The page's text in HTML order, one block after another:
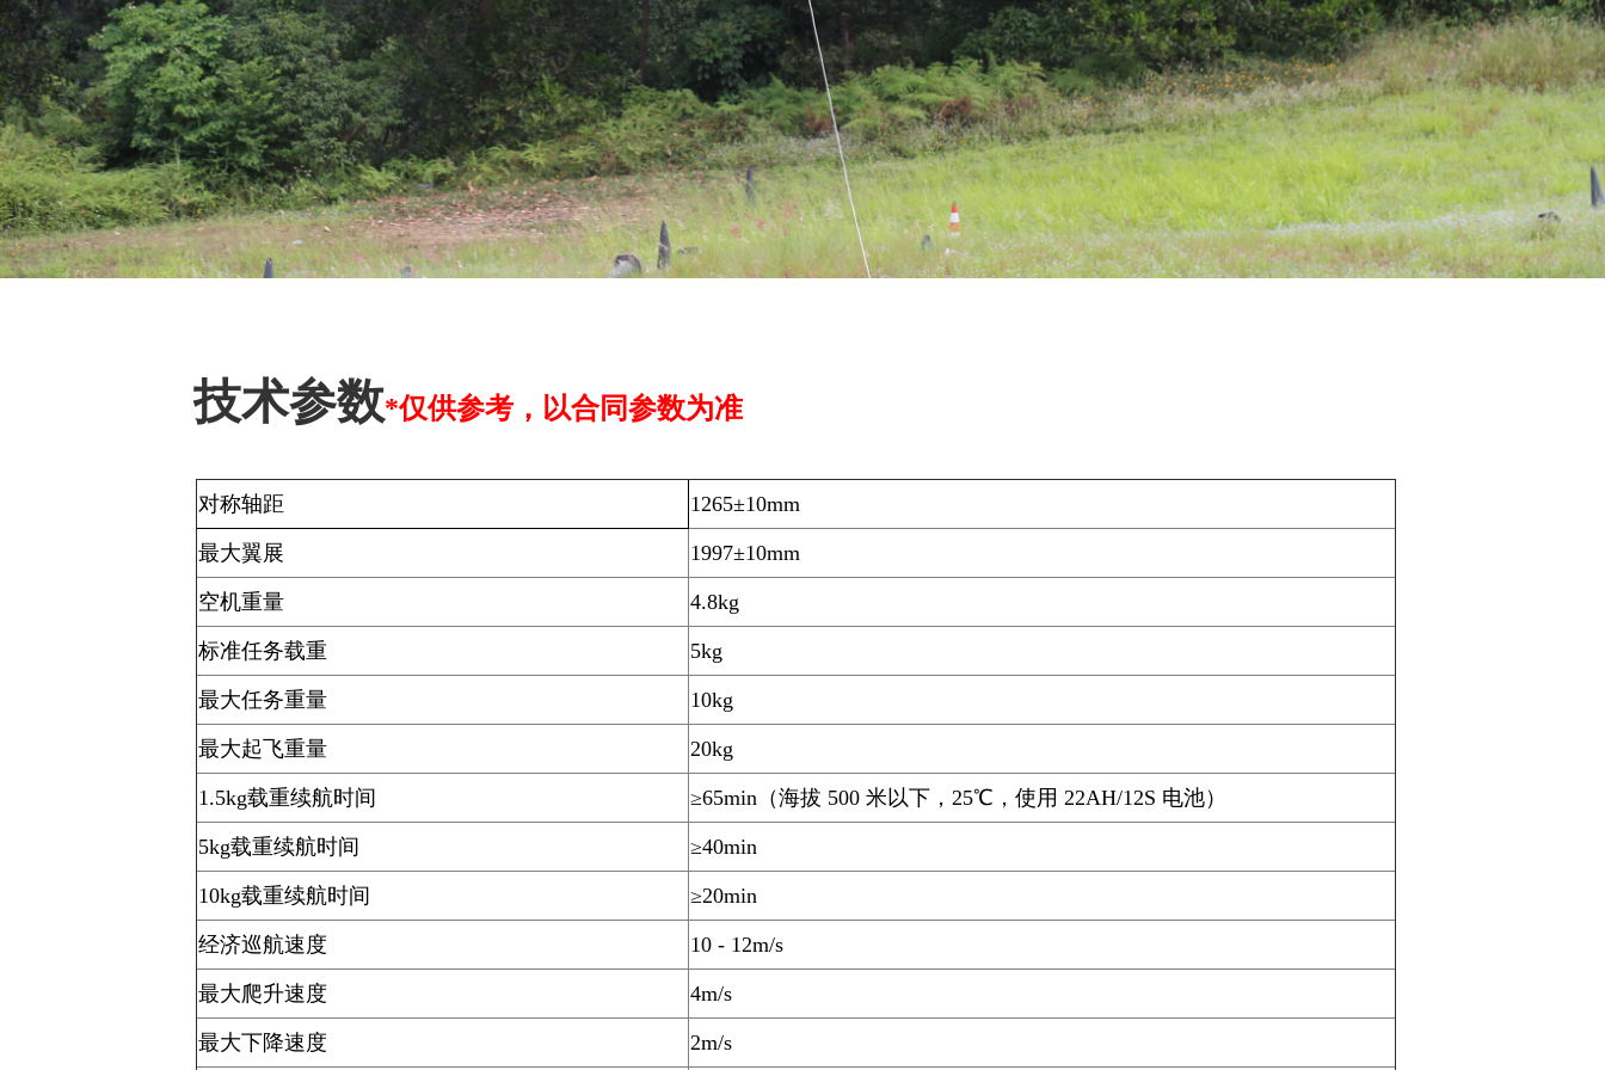
对称轴距 1265±10mm
最大翼展 1997±10mm
空机重量 4.8kg
标准任务载重 5kg
最大任务重量 10kg
最大起飞重量 20kg
1.5kg载重续航时间 ≥65min（海拔 500 米以下，25℃，使用 22AH/12S 电池）
5kg载重续航时间 ≥40min
10kg载重续航时间 ≥20min
经济巡航速度 10 - 12m/s
最大爬升速度 4m/s
最大下降速度 2m/s
技术参数*仅供参考，以合同参数为准